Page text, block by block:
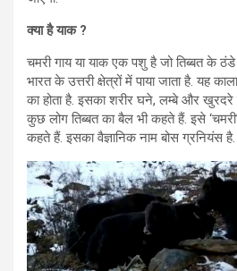
क्या है याक ?
चमरी गाय या याक एक पशु है जो तिब्बत के
भारत के उत्तरी क्षेत्रों में पाया जाता है. यह
का होता है. इसका शरीर घने, लम्बे और खुरदरे
कुछ लोग तिब्बत का बैल भी कहते हैं. इसे ‘चमरी’
कहते हैं. इसका वैज्ञानिक नाम बोस ग्रनियंस है.